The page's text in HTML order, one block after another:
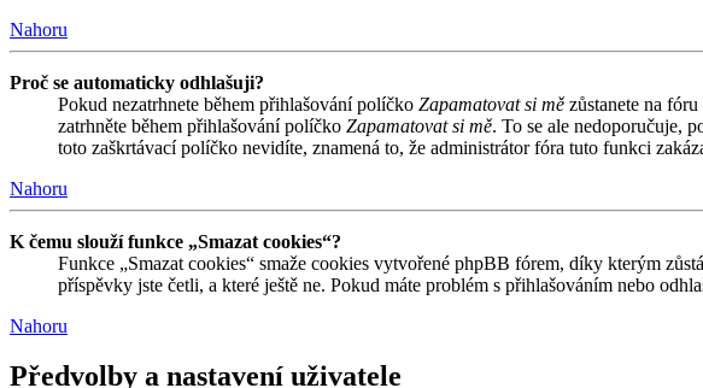
Nahoru
Proč se automaticky odhlašuji?
Pokud nezatrhnete během přihlašování políčko Zapamatovat si mě zůstanete na
zatrhněte během přihlašování políčko Zapamatovat si mě. To se ale nedoporučuje,
toto zaškrtávací políčko nevidíte, znamená to, že administrátor fóra tuto funkci
Nahoru
K čemu slouží funkce „Smazat cookies“?
Funkce „Smazat cookies“ smaže cookies vytvořené phpBB fórem, díky kterým
příspěvky jste četli, a které ještě ne. Pokud máte problém s přihlašováním nebo
Nahoru
Předvolby a nastavení uživatele